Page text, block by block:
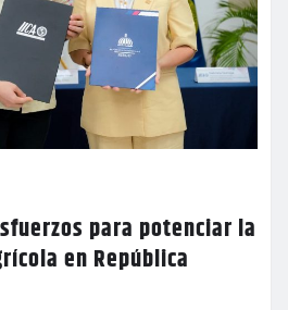
para potenciar la
en República